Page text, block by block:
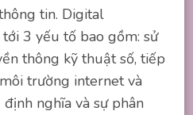
tin. Digital
3 yếu tố bao gồm: sử
thông kỹ thuật số, tiếp
trường internet và
nghĩa và sự phân